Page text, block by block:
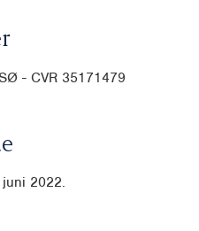
- CVR 35171479
2022.